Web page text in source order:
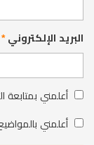
البريد الإلكتروني*
أعلمني بمتابعة
أعلمني